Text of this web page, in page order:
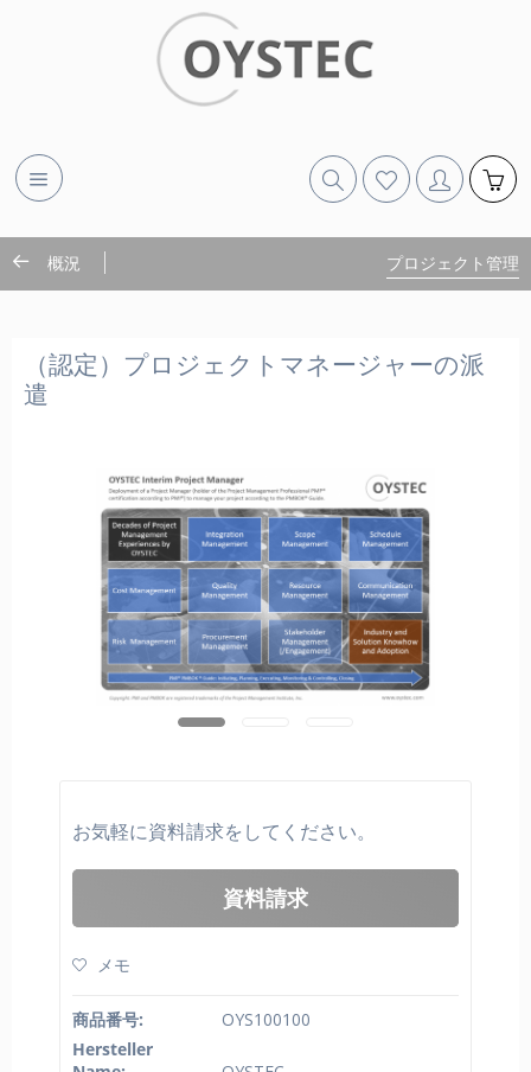
概況 プロジェクト管理
（認定）プロジェクトマネージャーの派
遣
お気軽に資料請求をしてください。
資料請求
メモ
商品番号:
OYS100100
Hersteller